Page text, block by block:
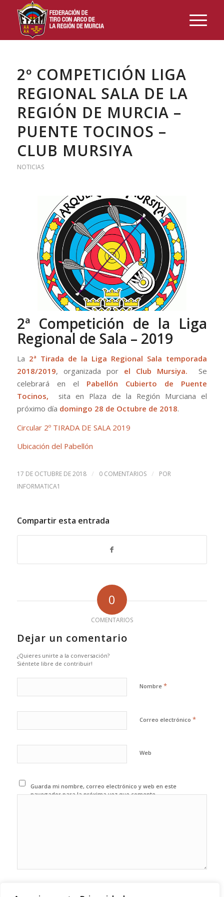
2º COMPETICIÓN LIGA
REGIONAL SALA DE LA
REGIÓN DE MURCIA –
PUENTE TOCINOS –
CLUB MURSIYA
NOTICIAS
2ª Competición de la Liga
Regional de Sala – 2019
La 2ª Tirada de la Liga Regional Sala temporada
2018/2019, organizada por el Club Mursiya.
Se
celebrará en el Pabellón Cubierto de Puente
Tocinos,
sita en Plaza de la Región Murciana el
próximo día domingo 28 de Octubre de 2018.
Circular 2º TIRADA DE SALA 2019
Ubicación del Pabellón
17 DE OCTUBRE DE 2018 / 0 COMENTARIOS /
POR
INFORMATICA1
Compartir esta entrada
0
COMENTARIOS
Dejar un comentario
¿Quieres unirte a la conversación?
Siéntete libre de contribuir!
Nombre *
Correo electrónico *
Web
Guarda mi nombre, correo electrónico y web en este
navegador para la próxima vez que comente.